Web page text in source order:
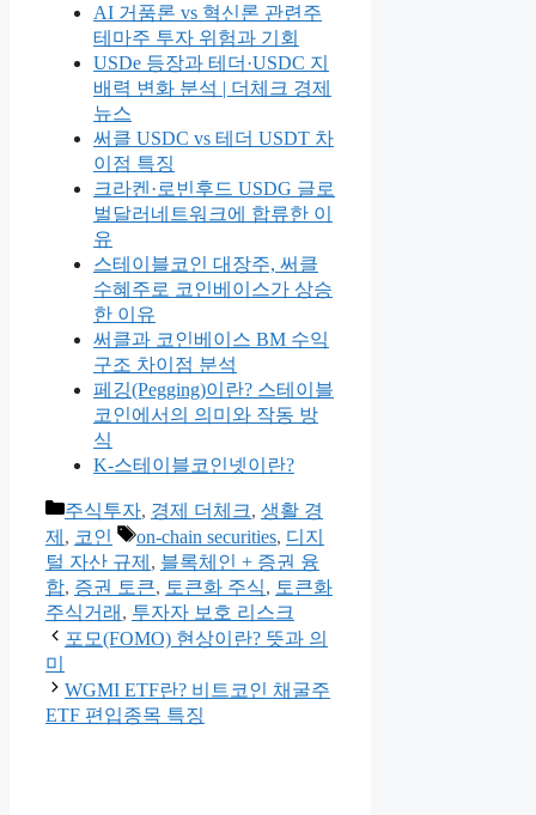
AI 거품론 vs 혁신론 관련주
테마주 투자 위험과 기회
USDe 등장과 테더·USDC 지
배력 변화 분석 | 더체크 경제
뉴스
써클 USDC vs 테더 USDT 차
이점 특징
크라켄·로빈후드 USDG 글로
벌달러네트워크에 합류한 이
유
스테이블코인 대장주, 써클
수혜주로 코인베이스가 상승
한 이유
써클과 코인베이스 BM 수익
구조 차이점 분석
페깅(Pegging)이란? 스테이블
코인에서의 의미와 작동 방
식
K-스테이블코인넷이란?
카
테
고
리
주식투자, 경제 더체크, 생활 경
제 , 코인
태
그
on-chain securities, 디지
털 자산 규제 , 블록체인 + 증권 융
합, 증권 토큰, 토큰화 주식, 토큰화
주식거래 , 투자자 보호 리스크
포모(FOMO) 현상이란? 뜻과 의
미
WGMI ETF란? 비트코인 채굴주
ETF 편입종목 특징